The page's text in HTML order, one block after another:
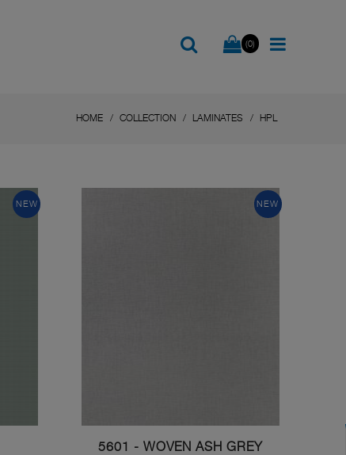
(0)
HOME COLLECTION LAMINATES HPL
NEW NEW
5601 - WOVEN ASH GREY